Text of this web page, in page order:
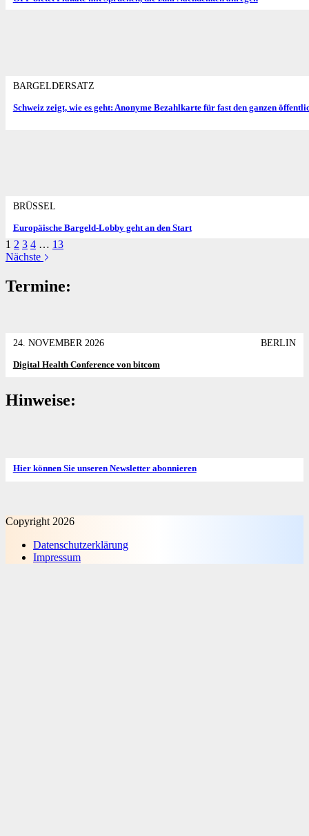
BARGELDERSATZ
Schweiz zeigt, wie es geht: Anonyme Bezahlkarte für fast den ganzen
BRÜSSEL
Europäische Bargeld-Lobby geht an den Start
1 2 3 4 … 13
Nächste
Termine:
24. NOVEMBER 2026 BERLIN
Digital Health Conference von bitcom
Hinweise:
Hier können Sie unseren Newsletter abonnieren
Copyright 2026
Datenschutz­erklärung
Impressum